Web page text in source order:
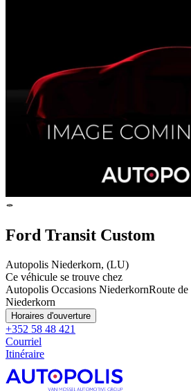
Ford Transit Custom
Autopolis Niederkorn, (LU)
Ce véhicule se trouve chez
Autopolis Occasions NiederkornRoute de
Niederkorn
Horaires d'ouverture
+352 58 48 421
Courriel
Itinéraire